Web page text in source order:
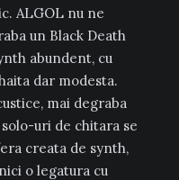
ALGOL nu ne
un Black Death
abundent, cu
dar modesta.
mai degraba
uri de chitara se
creata de synth,
o legatura cu